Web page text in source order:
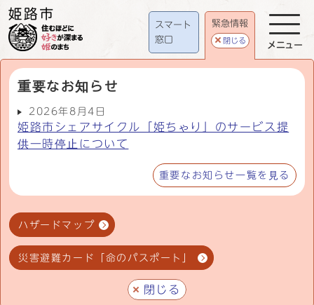
スマート
窓口
緊急情報
閉じる
重要なお知らせ
2026年8月4日
姫路市シェアサイクル「姫ちゃり」のサービス提
供一時停止について
重要なお知らせ一覧を見る
ハザードマップ
災害避難カード「命のパスポート」
閉じる
メニュー